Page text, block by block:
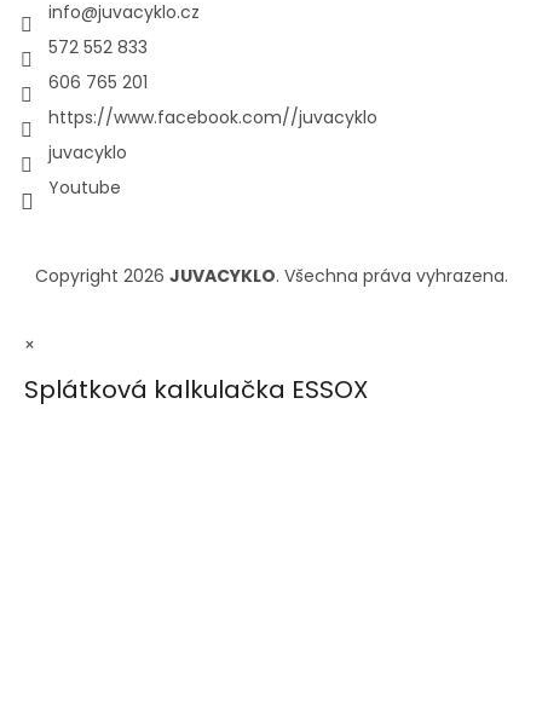
info@juvacyklo.cz
572 552 833
606 765 201
https://www.facebook.com//juvacyklo
juvacyklo
Youtube
Copyright 2026 JUVACYKLO. Všechna práva vyhrazena.
×
Splátková kalkulačka ESSOX